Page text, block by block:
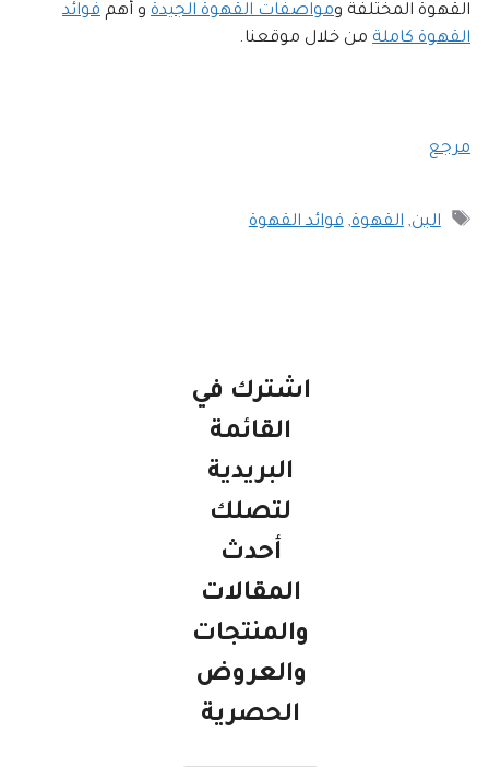
القهوة المختلفة ومواصفات القهوة الجيدة و أهم فوائد
القهوة كاملة من خلال موقعنا.
مرجع
الوسوم
البن,القهوة,فوائد القهوة
اشترك في
القائمة
البريدية
لتصلك
أحدث
المقالات
والمنتجات
والعروض
الحصرية